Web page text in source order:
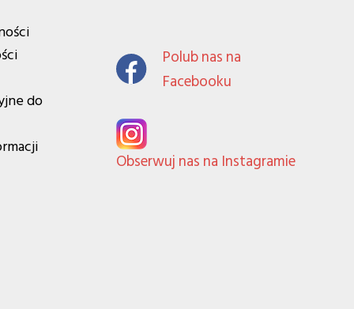
do
Polub nas na
Facebooku
Obserwuj nas na Instagramie